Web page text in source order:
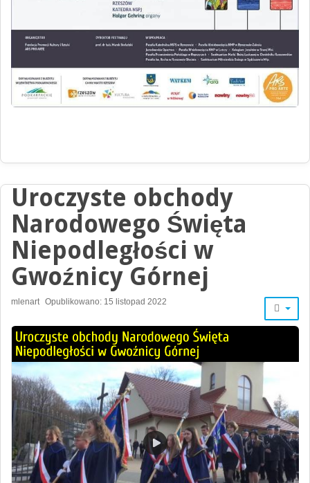
Uroczyste obchody
Narodowego Święta
Niepodległości w
Gwoźnicy Górnej
mlenart Opublikowano: 15 listopad 2022